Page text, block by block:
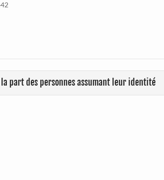
part des personnes assumant leur identité